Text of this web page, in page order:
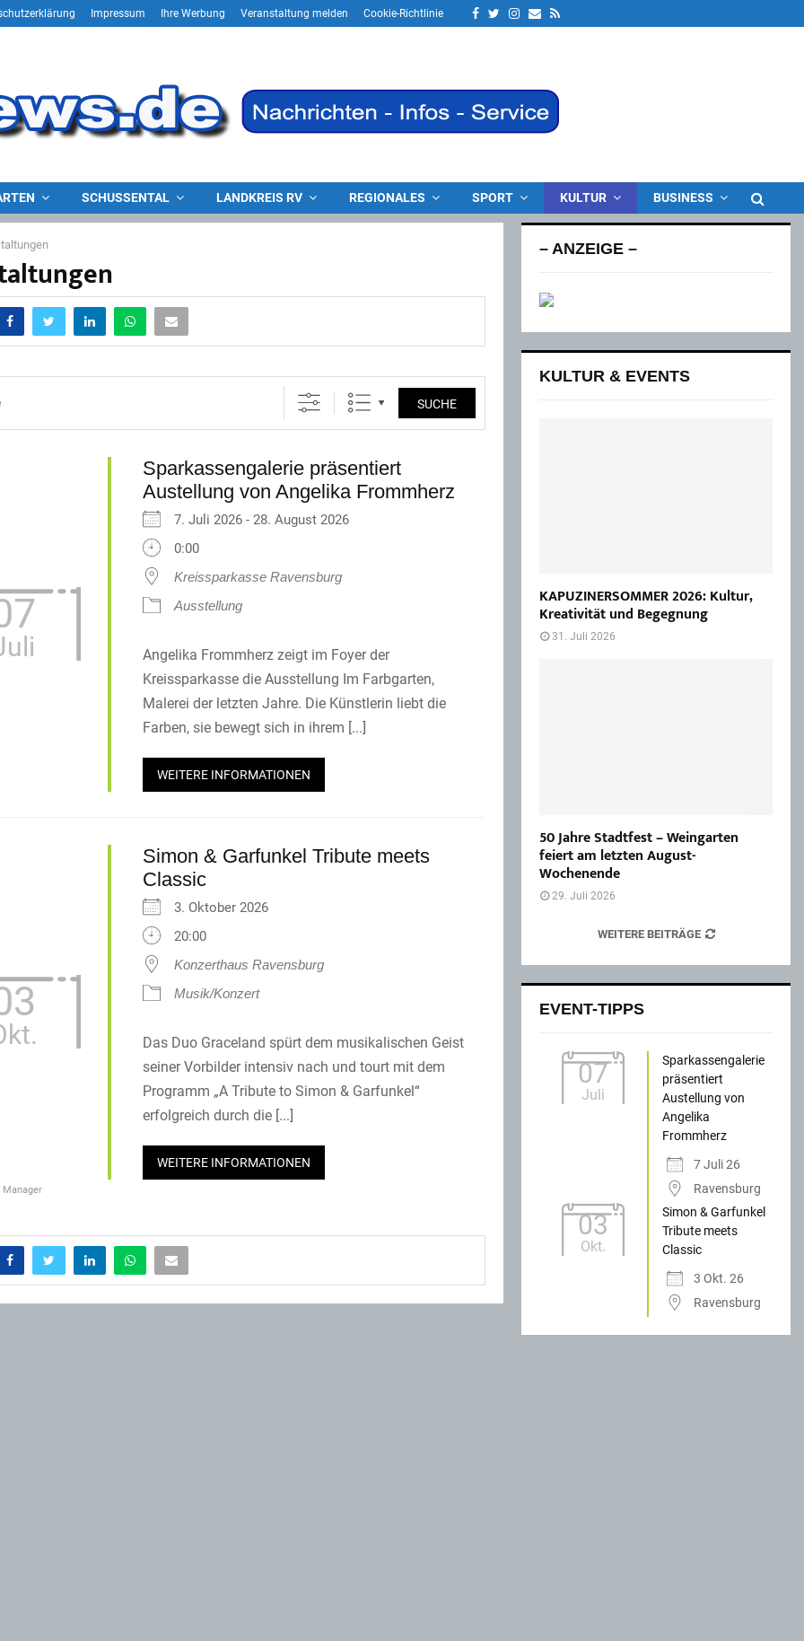
Impressum Ihre Werbung Veranstaltung melden Cookie-Richtlinie Facebook
Twitter
Instagram
EmailRss
SCHUSSENTAL LANDKREIS RV REGIONALES SPORT KULTUR BUSINESS
SUCHE
Sparkassengalerie präsentiert
Austellung von Angelika Frommherz
7. Juli 2026 - 28. August 2026
0:00
Kreissparkasse Ravensburg
Ausstellung
Angelika Frommherz zeigt im Foyer der
Kreissparkasse die Ausstellung Im Farbgarten,
Malerei der letzten Jahre. Die Künstlerin liebt die
Farben, sie bewegt sich in ihrem [...]
WEITERE INFORMATIONEN
Simon & Garfunkel Tribute meets
Classic
3. Oktober 2026
20:00
Konzerthaus Ravensburg
Musik/Konzert
Das Duo Graceland spürt dem musikalischen Geist
seiner Vorbilder intensiv nach und tourt mit dem
Programm „A Tribute to Simon & Garfunkel“
erfolgreich durch die [...]
WEITERE INFORMATIONEN
Manager
– ANZEIGE –
KULTUR & EVENTS
KAPUZINERSOMMER 2026: Kultur,
Kreativität und Begegnung
31. Juli 2026
50 Jahre Stadtfest – Weingarten
feiert am letzten August-
Wochenende
29. Juli 2026
WEITERE BEITRÄGE
EVENT-TIPPS
07
Juli
Sparkassengalerie
präsentiert
Austellung von
Angelika
Frommherz
7 Juli 26
Ravensburg
03
Okt.
Simon & Garfunkel
Tribute meets
Classic
3 Okt. 26
Ravensburg